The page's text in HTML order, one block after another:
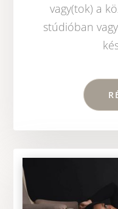
vagy(tok) a
stúdióban